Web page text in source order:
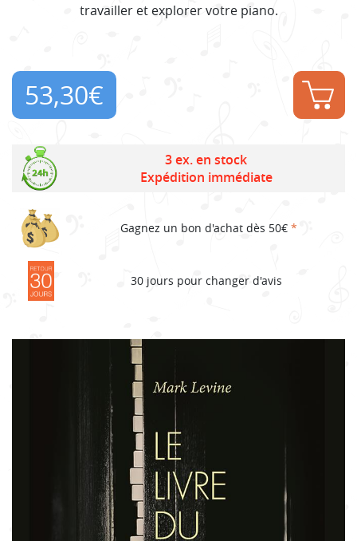
travailler et explorer votre piano.
53,30€
3 ex. en stock
Expédition immédiate
Gagnez un bon d'achat dès 50€ *
30 jours pour changer d'avis